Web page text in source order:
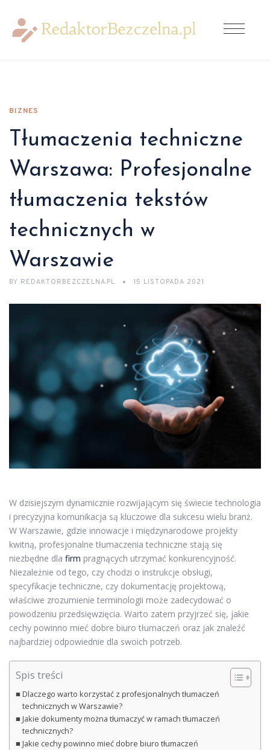
BIZNES
Tłumaczenia techniczne
Warszawa: Profesjonalne
tłumaczenia tekstów
technicznych w
Warszawie
BY REDAKTORBEZCZELNA.PL 15 LISTOPADA 2021
W dzisiejszym dynamicznie rozwijającym się świecie technologia
i precyzyjna komunikacja są kluczowe dla sukcesu wielu branż.
W Warszawie, gdzie innowacje i międzynarodowe projekty
kwitną, profesjonalne tłumaczenia techniczne stają się
niezbędne dla firm pragnących utrzymać konkurencyjność.
Niezależnie od tego, czy chodzi o instrukcje obsługi,
specyfikacje techniczne, czy dokumentację projektową,
właściwe zrozumienie terminologii może zadecydować o
powodzeniu przedsięwzięcia. Warto zatem przyjrzeć się, jakie
cechy powinno mieć dobre biuro tłumaczeń oraz jak znaleźć
najbardziej odpowiednie dla swoich potrzeb.
Spis treści
Dlaczego warto korzystać z profesjonalnych tłumaczeń
technicznych w Warszawie?
Jakie dokumenty można tłumaczyć w ramach tłumaczeń
technicznych?
Jakie cechy powinno mieć dobre biuro tłumaczeń